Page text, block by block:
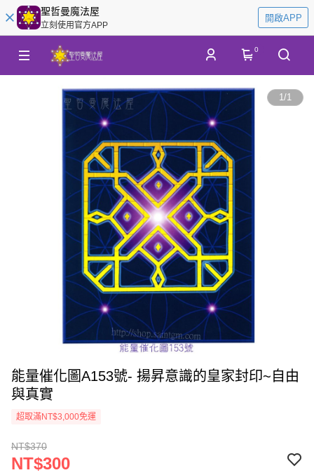
聖哲曼魔法屋
立刻使用官方APP
開啟APP
0
1/1
能量催化圖A153號- 揚昇意識的皇家封印~自由
與真實
超取滿NT$3,000免運
NT$370
NT$300